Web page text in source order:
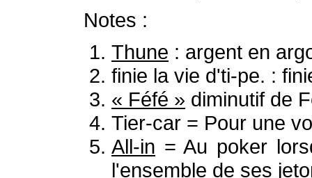
Notes :
Thune : argent en
finie la vie d'ti-pe. :
« Féfé » diminutif de
Tier-car = Pour une
All-in = Au poker
l'ensemble de ses